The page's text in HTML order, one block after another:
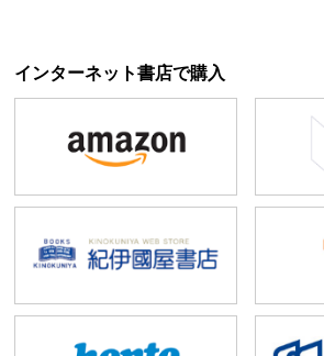
インターネット書店で購入